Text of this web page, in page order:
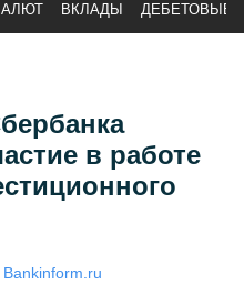
ВКЛАДЫ ДЕБЕТОВЫЕ
в работе